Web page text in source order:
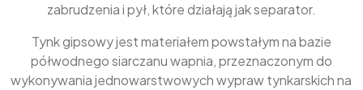
zabrudzenia i pył, które działają jak separator.
Tynk gipsowy jest materiałem powstałym na bazie
półwodnego siarczanu wapnia, przeznaczonym do
wykonywania jednowarstwowych wypraw tynkarskich na